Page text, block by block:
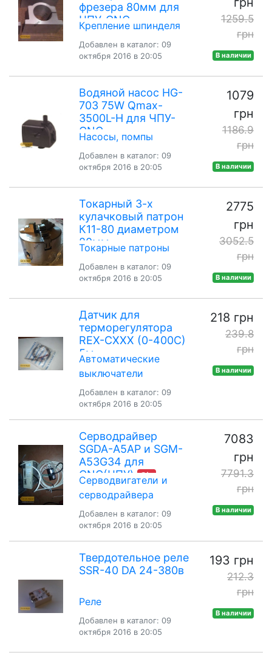
фрезера 80мм для
ЧПУ-CNC
Крепление шпинделя
Добавлен в каталог: 09
октября 2016 в 20:05
1259.5
грн
В наличии
Водяной насос HG-
703 75W Qmax-
3500L-H для ЧПУ-
CNC
Насосы, помпы
Добавлен в каталог: 09
октября 2016 в 20:05
1079
грн
1186.9
грн
В наличии
Токарный 3-х
кулачковый патрон
К11-80 диаметром
80мм
Токарные патроны
Добавлен в каталог: 09
октября 2016 в 20:05
2775
грн
3052.5
грн
В наличии
Датчик для
терморегулятора
REX-CХХХ (0-400С)
5м
Автоматические
выключатели
Добавлен в каталог: 09
октября 2016 в 20:05
218 грн
239.8
грн
В наличии
Серводрайвер
SGDA-A5AP и SGM-
A53G34 для
CNC(ЧПУ)
б/у
Серводвигатели и
серводрайвера
Добавлен в каталог: 09
октября 2016 в 20:05
7083
грн
7791.3
грн
В наличии
Твердотельное реле
SSR-40 DA 24-380в
Реле
Добавлен в каталог: 09
октября 2016 в 20:05
193 грн
212.3
грн
В наличии